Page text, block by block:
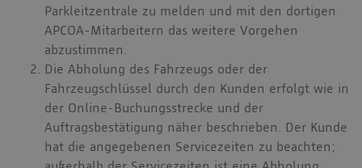
Parkleitzentrale zu melden und mit den dortigen
APCOA-Mitarbeitern das weitere Vorgehen
abzustimmen.
Die Abholung des Fahrzeugs oder der
Fahrzeugschlüssel durch den Kunden erfolgt wie in
der Online-Buchungsstrecke und der
Auftragsbestätigung näher beschrieben. Der Kunde
hat die angegebenen Servicezeiten zu beachten;